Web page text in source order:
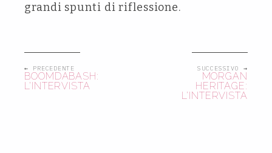
grandi spunti di riflessione.
← PRECEDENTE
BOOMDABASH:
L’INTERVISTA
SUCCESSIVO →
MORGAN
HERITAGE:
L’INTERVISTA